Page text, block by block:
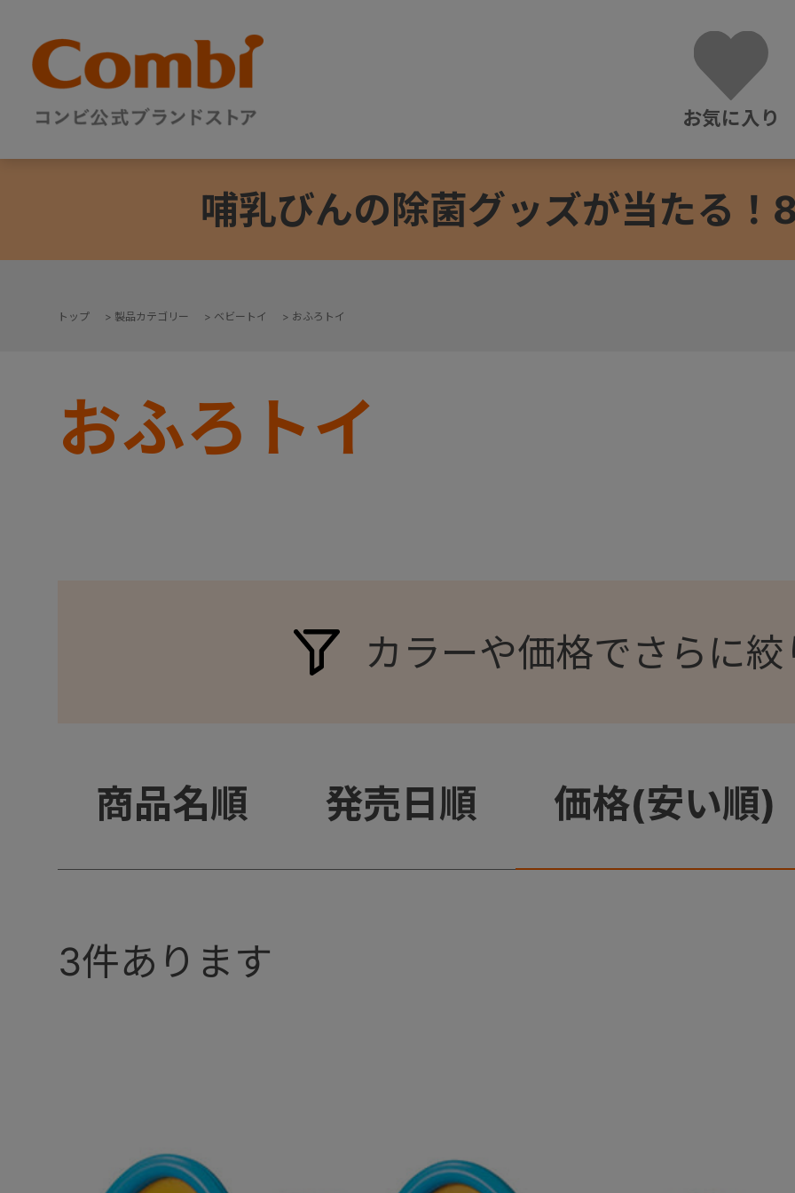
お気に入り
哺乳びんの除菌グッズが当たる
トップ > 製品カテゴリー > ベビートイ > おふろトイ
おふろトイ
カラーや価格でさらに
商品名順 発売日順 価格(安い順)
3件あります